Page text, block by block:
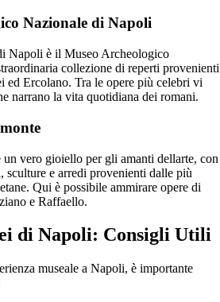
Nazionale di Napoli
Napoli è il Museo Archeologico
collezione di reperti provenienti
ed Ercolano. Tra le opere più celebri vi
narrano la vita quotidiana dei romani.
vero gioiello per gli amanti dellarte, con
sculture e arredi provenienti dalle più
Qui è possibile ammirare opere di
e Raffaello.
di Napoli: Consigli Utili
museale a Napoli, è importante